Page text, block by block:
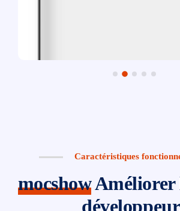
Caractéristiques
mocshowAméliorer